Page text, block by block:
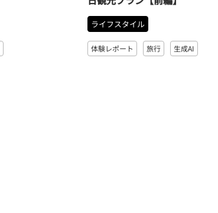
ライフスタイル
体験レポート 旅行 生成AI